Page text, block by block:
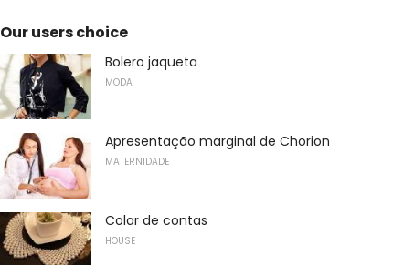
Our users choice
Bolero jaqueta
MODA
Apresentação marginal de Chorion
MATERNIDADE
Colar de contas
HOUSE